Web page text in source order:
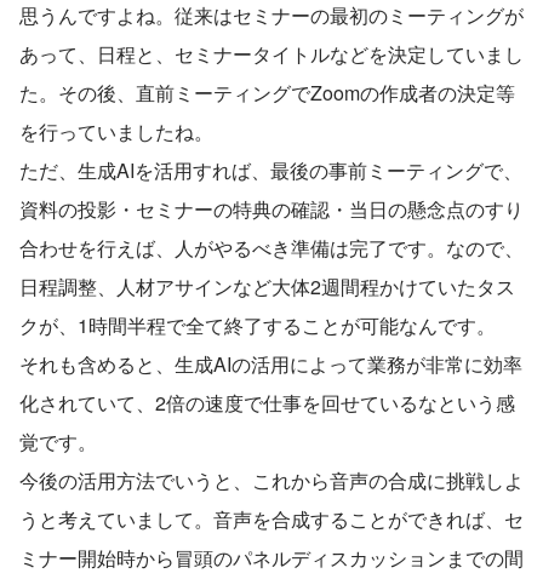
思うんですよね。従来はセミナーの最初のミーティングが
あって、日程と、セミナータイトルなどを決定していまし
た。その後、直前ミーティングでZoomの作成者の決定等
を行っていましたね。
ただ、生成AIを活用すれば、最後の事前ミーティングで、
資料の投影・セミナーの特典の確認・当日の懸念点のすり
合わせを行えば、人がやるべき準備は完了です。なので、
日程調整、人材アサインなど大体2週間程かけていたタス
クが、1時間半程で全て終了することが可能なんです。
それも含めると、生成AIの活用によって業務が非常に効率
化されていて、2倍の速度で仕事を回せているなという感
覚です。
今後の活用方法でいうと、これから音声の合成に挑戦しよ
うと考えていまして。音声を合成することができれば、セ
ミナー開始時から冒頭のパネルディスカッションまでの間